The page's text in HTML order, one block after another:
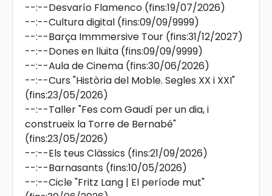
--:--Desvarío Flamenco (fins:19/07/2026)
--:--Cultura digital (fins:09/09/9999)
--:--Barça Immmersive Tour (fins:31/12/2027)
--:--Dones en lluita (fins:09/09/9999)
--:--Aula de Cinema (fins:30/06/2026)
--:--Curs "Història del Moble. Segles XX i XXI"
(fins:23/05/2026)
--:--Taller "Fes com Gaudí per un dia, i
construeix la Torre de Bernabé"
(fins:23/05/2026)
--:--Els teus Clàssics (fins:21/09/2026)
--:--Barnasants (fins:10/05/2026)
--:--Cicle "Fritz Lang | El període mut"